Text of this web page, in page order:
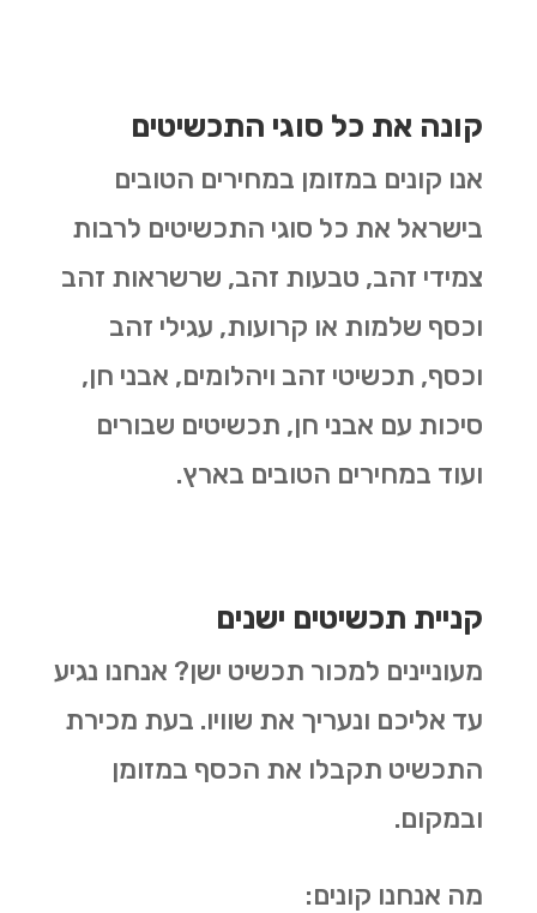
קונה את כל סוגי התכשיטים
אנו קונים במזומן במחירים הטובים
בישראל את כל סוגי התכשיטים לרבות
צמידי זהב, טבעות זהב, שרשראות זהב
וכסף שלמות או קרועות, עגילי זהב
וכסף, תכשיטי זהב ויהלומים, אבני חן,
סיכות עם אבני חן, תכשיטים שבורים
ועוד במחירים הטובים בארץ.
קניית תכשיטים ישנים
מעוניינים למכור תכשיט ישן? אנחנו נגיע
עד אליכם ונעריך את שוויו. בעת מכירת
התכשיט תקבלו את הכסף במזומן
ובמקום.
מה אנחנו קונים: